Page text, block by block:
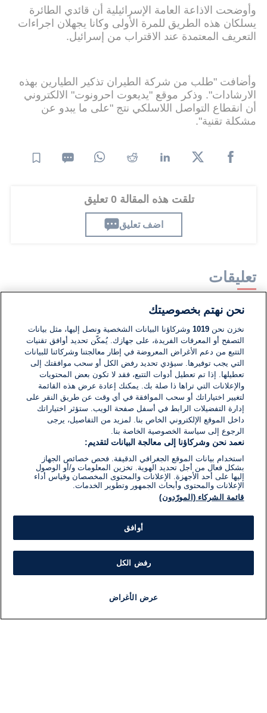
وأوضحت الاذاعة العامة الإسرائيلية أن قائدي الطائرة
يسلكان هذه الطريق للمرة الأولى وكانا يجهلان اجراءات
التعريف المعتمدة عند الاقتراب من إسرائيل.
وأضافت "طلب من شركة الطيران تذكير الطيارين بهذه
الارشادات". وذكر موقع "يديعوت احرونوت" الالكتروني
أن انقطاع التواصل اللاسلكي نتج "على ما يبدو عن
مشكلة تقنية".
تلقت هذه المقالة 0 تعليق
اضف تعليق
تعليقات
لا توجد تعليقات مكتوبة حتى الآن. كن الأول!
اكتب تعليقًا جديدًا ...
نحن نهتم بخصوصيتك
نخزن نحن1019 وشركاؤنا البيانات الشخصية ونصل إليها، مثل بيانات
التصفح أو المعرفات الفريدة، على جهازك. يُمكّن تحديد أوافق تقنيات
التتبع من دعم الأغراض المعروضة في إطار معالجتنا وشركائنا للبيانات
التي يجب توفيرها. سيؤدي تحديد رفض الكل أو سحب موافقتك إلى
تعطيلها. إذا تم تعطيل أدوات التتبع، فقد لا تكون بعض المحتويات
والإعلانات التي تراها ذا صلة بك. يمكنك إعادة عرض هذه القائمة
لتغيير اختياراتك أو سحب الموافقة في أي وقت عن طريق النقر على
إدارة التفضيلات الرابط في أسفل صفحة الويب. ستؤثر اختياراتك
داخل الموقع الإلكتروني الخاص بنا. لمزيد من التفاصيل، يرجى
الرجوع إلى سياسة الخصوصية الخاصة بنا.
نعمد نحن وشركاؤنا إلى معالجة البيانات لتقديم:
استخدام بيانات الموقع الجغرافي الدقيقة. فحص خصائص الجهاز
بشكل فعال من أجل تحديد الهوية. تخزين المعلومات و/أو الوصول
إليها على أحد الأجهزة. الإعلانات والمحتوى المخصصان وقياس أداء
الإعلانات والمحتوى وأبحاث الجمهور وتطوير الخدمات.
قائمة الشركاء (المورّدون)
أوافق
رفض الكل
عرض الأغراض